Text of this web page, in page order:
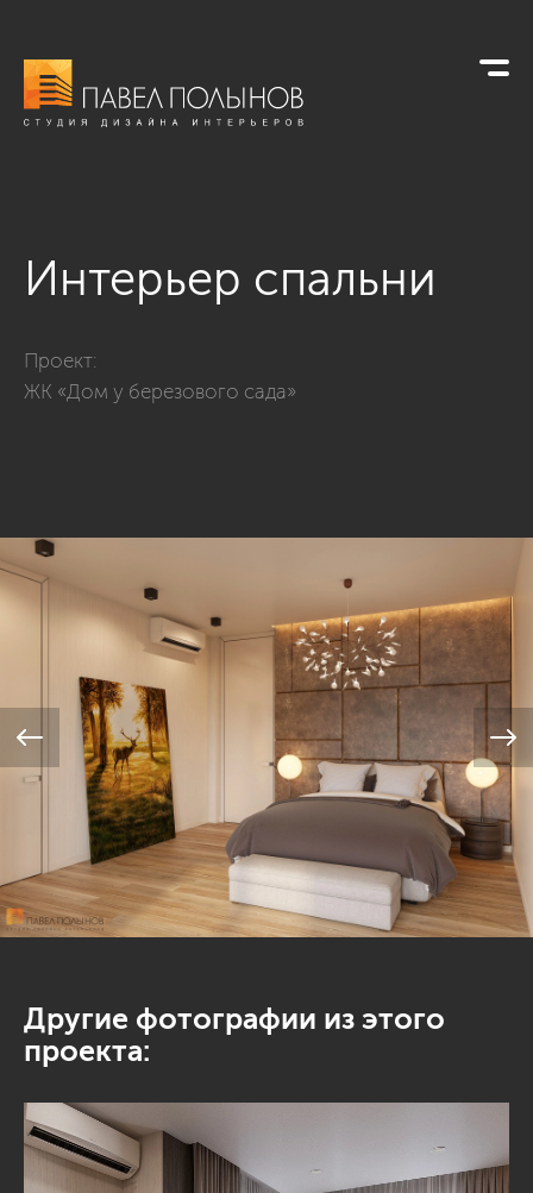
Интерьер спальни
Проект:
ЖК «Дом у березового сада»
Другие фотографии из этого
проекта: